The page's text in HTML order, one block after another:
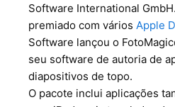
Software International
premiado com vários Apple
Software lançou o
seu software de autoria de
diapositivos de topo.
O pacote inclui aplicações